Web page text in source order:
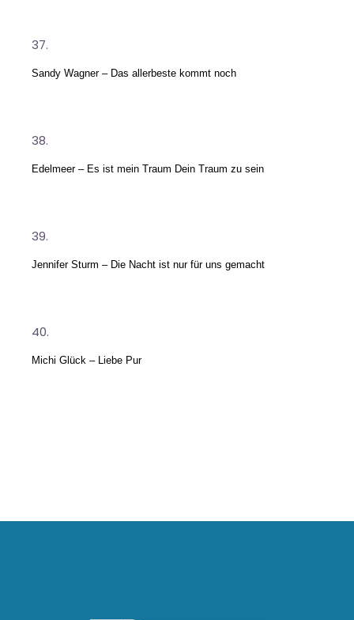
Sandy Wagner – Das allerbeste kommt noch
Edelmeer – Es ist mein Traum Dein Traum zu sein
Jennifer Sturm – Die Nacht ist nur für uns gemacht
Michi Glück – Liebe Pur